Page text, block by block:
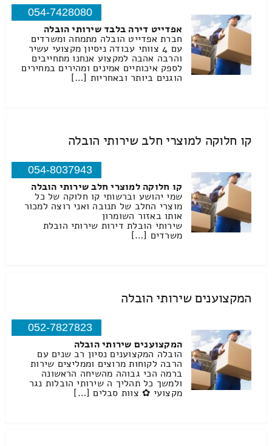
054-7428080
אפדייט דירה בלבד שירותי הובלה
חברת אפדייט הובלה מתמחה ומשרדים
עם 4 צוותי עבודה ניסיון מקצועי עשיר
והרבה אהבה למקצוע אנחנו מתחייבים
לספק איכותיים אמינים ומהירים במחירים
הוגנים ביותר ובאחריות […]
קו חלוקה למוצרי חלב שירותי הובלה
054-8037943
קו חלוקה למוצרי חלב שירותי הובלה
שמי יהושע וברשותי קו חלוקה של כל
מוצרי החלב של תנובה ואני רוצה למכור
אותו באזור השומרון
שירותי הובלת דירות שירותי הובלת
משרדים […]
המקצוענים שירותי הובלה
052-7827823
המקצוענים שירותי הובלה
הובלה המקצוענים נסיון רב שנים עם
הרבה לקוחות מרוצים וממליצים שירות
ברמה הכי גבוהה מהשיחה הראשונה
ולמשך כל תהליך ה שירותי הובלות נגר
מקצועי ✿ צוות סבלים […]